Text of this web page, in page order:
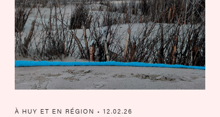
À HUY ET EN RÉGION • 12.02.26